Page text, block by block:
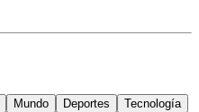
Mundo Deportes
Tecnología